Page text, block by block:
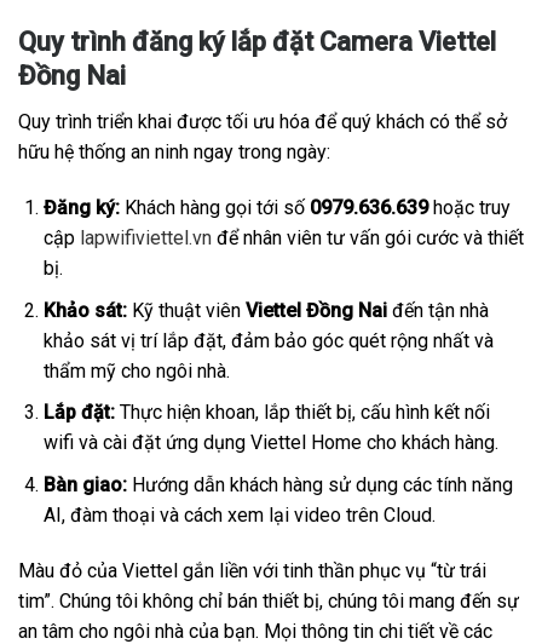
Quy trình đăng ký lắp đặt Camera Viettel
Đồng Nai
Quy trình triển khai được tối ưu hóa để quý khách có thể sở
hữu hệ thống an ninh ngay trong ngày:
Đăng ký:Khách hàng gọi tới số 0979.636.639hoặc truy
cập lapwifiviettel.vnđể nhân viên tư vấn gói cước và thiết
bị.
Khảo sát:Kỹ thuật viên Viettel Đồng Naiđến tận nhà
khảo sát vị trí lắp đặt, đảm bảo góc quét rộng nhất và
thẩm mỹ cho ngôi nhà.
Lắp đặt:Thực hiện khoan, lắp thiết bị, cấu hình kết nối
wifi và cài đặt ứng dụng Viettel Home cho khách hàng.
Bàn giao:Hướng dẫn khách hàng sử dụng các tính năng
AI, đàm thoại và cách xem lại video trên Cloud.
Màu đỏ của Viettel gắn liền với tinh thần phục vụ “từ trái
tim”. Chúng tôi không chỉ bán thiết bị, chúng tôi mang đến sự
an tâm cho ngôi nhà của bạn. Mọi thông tin chi tiết về các